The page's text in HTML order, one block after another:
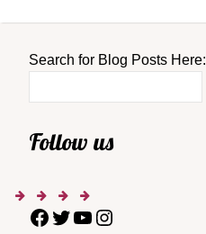
Search for Blog Posts Here:
Follow us